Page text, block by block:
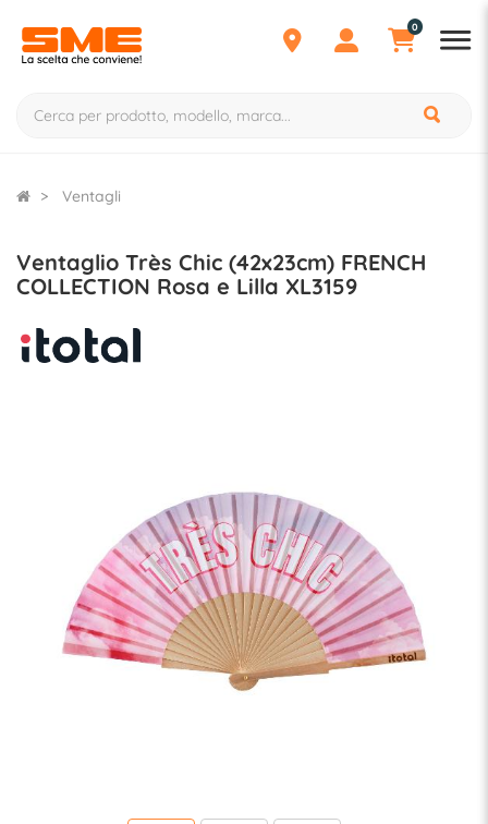
0
Ventagli
Ventaglio Très Chic (42x23cm) FRENCH
COLLECTION Rosa e Lilla XL3159